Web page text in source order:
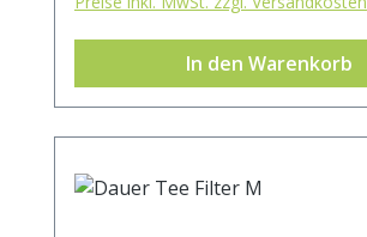
In den Warenkorb